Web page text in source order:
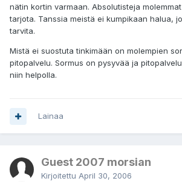
nätin kortin varmaan. Absolutisteja
tarjota. Tanssia meistä ei kumpikaan halua,
tarvita.
Mistä ei suostuta tinkimään on molempien
pitopalvelu. Sormus on pysyvää ja
niin helpolla.
Lainaa
Guest 2007 morsian
Kirjoitettu April 30, 2006